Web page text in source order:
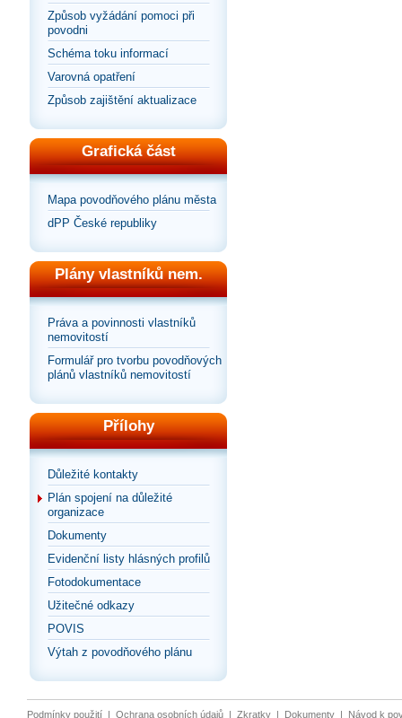
Způsob vyžádání pomoci při
povodni
Schéma toku informací
Varovná opatření
Způsob zajištění aktualizace
Grafická část
Mapa povodňového plánu města
dPP České republiky
Plány vlastníků nem.
Práva a povinnosti vlastníků
nemovitostí
Formulář pro tvorbu povodňových
plánů vlastníků nemovitostí
Přílohy
Důležité kontakty
Plán spojení na důležité
organizace
Dokumenty
Evidenční listy hlásných profilů
Fotodokumentace
Užitečné odkazy
POVIS
Výtah z povodňového plánu
Podmínky použití | Ochrana osobních údajů | Zkratky | Dokumenty | Návod k